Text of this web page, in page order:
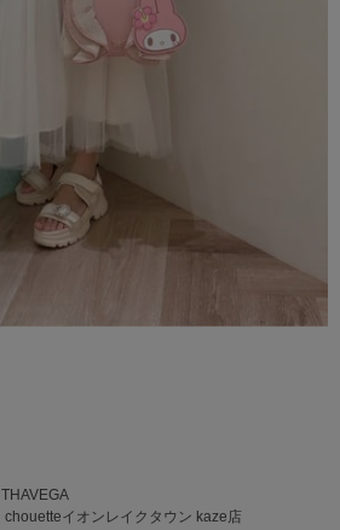
chouetteイオンレイクタウン kaze店